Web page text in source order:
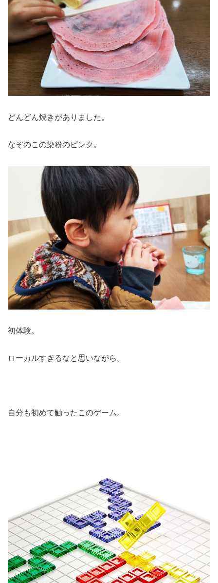
どんどん焼きがありました。
なぞのこの染粉のピンク。
初体験。
ローカルすぎるなと思いながら。
自分も初めて触ったこのゲーム。